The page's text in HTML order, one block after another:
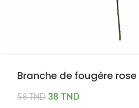
Branche de fougère rose
58TND 38 TND